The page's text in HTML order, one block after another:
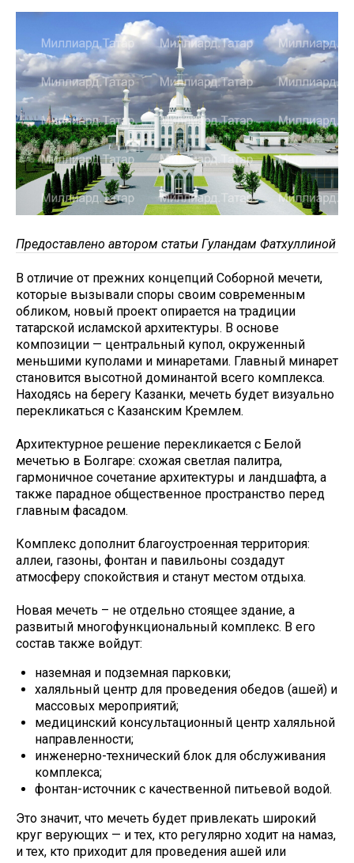
Предоставлено автором статьи Гуландам Фатхуллиной
В отличие от прежних концепций Соборной мечети,
которые вызывали споры своим современным
обликом, новый проект опирается на традиции
татарской исламской архитектуры. В основе
композиции — центральный купол, окруженный
меньшими куполами и минаретами. Главный минарет
становится высотной доминантой всего комплекса.
Находясь на берегу Казанки, мечеть будет визуально
перекликаться с Казанским Кремлем.
Архитектурное решение перекликается с Белой
мечетью в Болгаре: схожая светлая палитра,
гармоничное сочетание архитектуры и ландшафта, а
также парадное общественное пространство перед
главным фасадом.
Комплекс дополнит благоустроенная территория:
аллеи, газоны, фонтан и павильоны создадут
атмосферу спокойствия и станут местом отдыха.
Новая мечеть – не отдельно стоящее здание, а
развитый многофункциональный комплекс. В его
состав также войдут:
наземная и подземная парковки;
халяльный центр для проведения обедов (ашей) и
массовых мероприятий;
медицинский консультационный центр халяльной
направленности;
инженерно-технический блок для обслуживания
комплекса;
фонтан-источник с качественной питьевой водой.
Это значит, что мечеть будет привлекать широкий
круг верующих — и тех, кто регулярно ходит на намаз,
и тех, кто приходит для проведения ашей или